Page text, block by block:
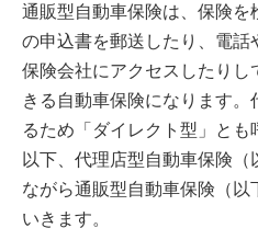
通販型自動車保険は、保険を
の申込書を郵送したり、電
保険会社にアクセスしたり
きる自動車保険になります。
るため「ダイレクト型」とも
以下、代理店型自動車保険
ながら通販型自動車保険（以
いきます。